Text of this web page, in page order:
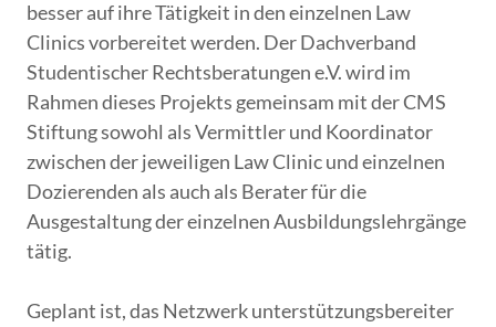
besser auf ihre Tätigkeit in den einzelnen Law
Clinics vorbereitet werden. Der Dachverband
Studentischer Rechtsberatungen e.V. wird im
Rahmen dieses Projekts gemeinsam mit der CMS
Stiftung sowohl als Vermittler und Koordinator
zwischen der jeweiligen Law Clinic und einzelnen
Dozierenden als auch als Berater für die
Ausgestaltung der einzelnen Ausbildungslehrgänge
tätig.
Geplant ist, das Netzwerkunterstützungsbereiter